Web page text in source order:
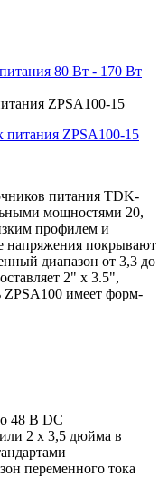
80 Вт - 170 Вт
ZPSA100-15
питания TDK-
мощностями 20,
профилем и
напряжения покрывают
диапазон от 3,3 до
2" x 3.5",
имеет форм-
48 В DC
2 x 3,5 дюйма в
переменного тока